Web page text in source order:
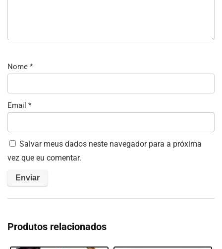
Nome *
Email *
Salvar meus dados neste navegador para a próxima
vez que eu comentar.
Produtos relacionados